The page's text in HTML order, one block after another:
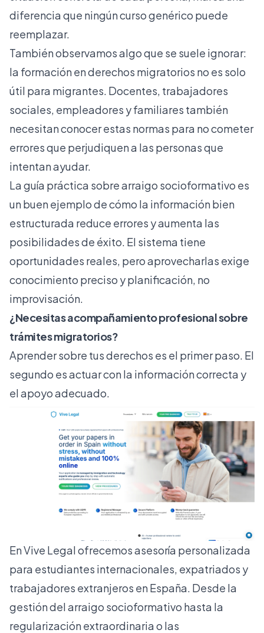
diferencia que ningún curso genérico puede
reemplazar.
También observamos algo que se suele ignorar:
la formación en derechos migratorios no es solo
útil para migrantes. Docentes, trabajadores
sociales, empleadores y familiares también
necesitan conocer estas normas para no cometer
errores que perjudiquen a las personas que
intentan ayudar.
La guía práctica sobre arraigo socioformativo es
un buen ejemplo de cómo la información bien
estructurada reduce errores y aumenta las
posibilidades de éxito. El sistema tiene
oportunidades reales, pero aprovecharlas exige
conocimiento preciso y planificación, no
improvisación.
¿Necesitas acompañamiento profesional sobre
trámites migratorios?
Aprender sobre tus derechos es el primer paso. El
segundo es actuar con la información correcta y
el apoyo adecuado.
En Vive Legal ofrecemos asesoría personalizada
para estudiantes internacionales, expatriados y
trabajadores extranjeros en España. Desde la
gestión del arraigo socioformativo hasta la
regularización extraordinariao las